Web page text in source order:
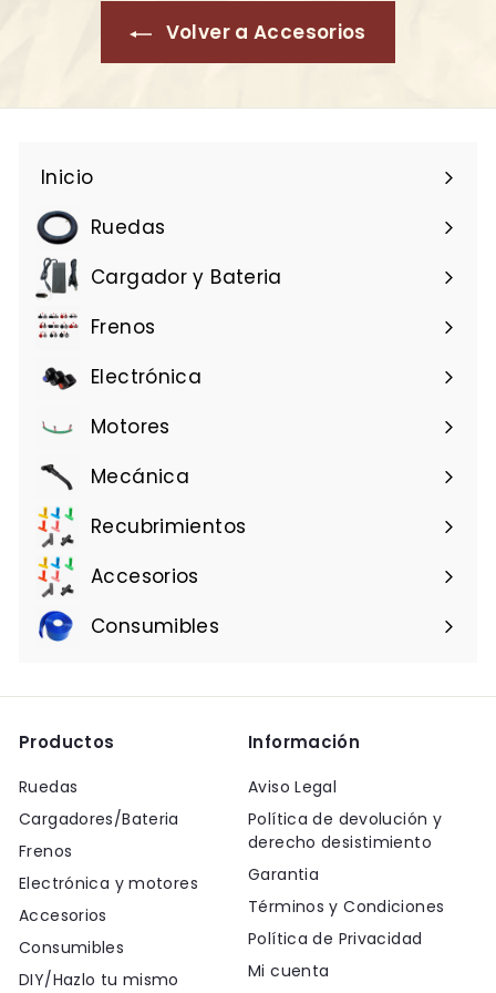
Volver a Accesorios
Inicio
Ruedas
Cargador y Bateria
Frenos
Electrónica
Motores
Mecánica
Recubrimientos
Accesorios
Consumibles
Productos
Ruedas
Cargadores/Bateria
Frenos
Electrónica y motores
Accesorios
Consumibles
DIY/Hazlo tu mismo
Información
Aviso Legal
Política de devolución y
derecho desistimiento
Garantia
Términos y Condiciones
Política de Privacidad
Mi cuenta